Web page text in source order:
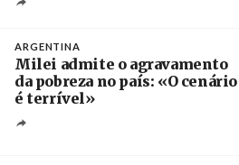
ARGENTINA
Milei admite o agravamento
da pobreza no país: «O cenário
é terrível»